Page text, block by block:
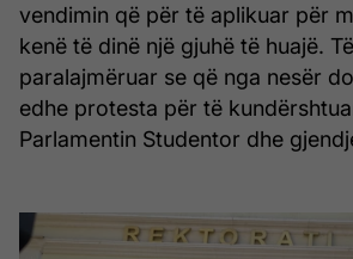
vendimin që për të aplikuar për
kenë të dinë një gjuhë të huajë.
paralajmëruar se që nga nesër
edhe protesta për të
Parlamentin Studentor dhe